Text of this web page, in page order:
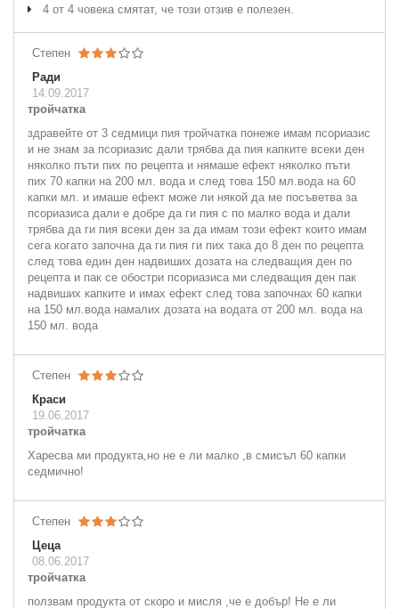
4 от 4 човека смятат, че този отзив е полезен.
Степен
Ради
14.09.2017
тройчатка
здравейте от 3 седмици пия тройчатка понеже имам псориазис
и не знам за псориазис дали трябва да пия капките всеки ден
няколко пъти пих по рецепта и нямаше ефект няколко пъти
пих 70 капки на 200 мл. вода и след това 150 мл.вода на 60
капки мл. и имаше ефект може ли някой да ме посъветва за
псориазиса дали е добре да ги пия с по малко вода и дали
трябва да ги пия всеки ден за да имам този ефект които имам
сега когато започна да ги пия ги пих така до 8 ден по рецепта
след това един ден надвиших дозата на следващия ден по
рецепта и пак се обостри псориазиса ми следващия ден пак
надвиших капките и имах ефект след това започнах 60 капки
на 150 мл.вода намалих дозата на водата от 200 мл. вода на
150 мл. вода
Степен
Краси
19.06.2017
тройчатка
Харесва ми продукта,но не е ли малко ,в смисъл 60 капки
седмично!
Степен
Цеца
08.06.2017
тройчатка
ползвам продукта от скоро и мисля ,че е добър! Не е ли